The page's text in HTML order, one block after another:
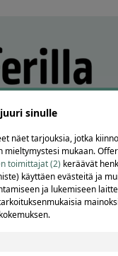
sinulle
näet tarjouksia, jotka
mieltymystesi mukaan.
toimittajat (2) keräävät
käyttäen evästeitä ja
ja lukemiseen